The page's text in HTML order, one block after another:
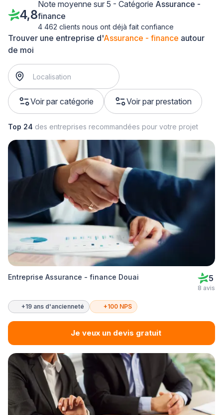
Trouver une entreprise d'Assurance - finance autour
de moi
Voir par catégorie Voir par prestation
4,8
Note moyenne sur 5 - Catégorie Assurance -
finance
4 462 clients nous ont déjà fait confiance
Top 24 des entreprises recommandées pour votre projet
Entreprise Assurance - finance Douai 5
8 avis
+19 ans d'ancienneté +100 NPS
Je veux un devis gratuit